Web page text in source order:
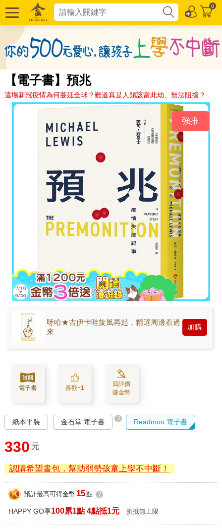
0
【電子書】預兆
這場新冠疫情為何蔓延全球？難道真是人類該當此劫、無法阻擋？
強推
呀哈★吉伊卡哇旋風再起，精選周邊看過
來
加購
電子書 喜歡+1
寫評價
賺金幣
紙本平裝 金石堂 電子書 ? Readmoo 電子書
330 元
認購希望書包，幫助弱勢孩童上學不中斷！
預計最高可得金幣 15點 ?
HAPPY GO享100累1點 4點抵1元 折抵無上限